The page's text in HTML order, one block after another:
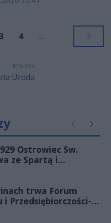
poznając jednocześnie
uczelnie wyższe.
4 ...
REKLAMA
Poprzednie
Ostrowiec Sw.
ze Spartą i
trwa Forum
i Przedsiębiorczości-